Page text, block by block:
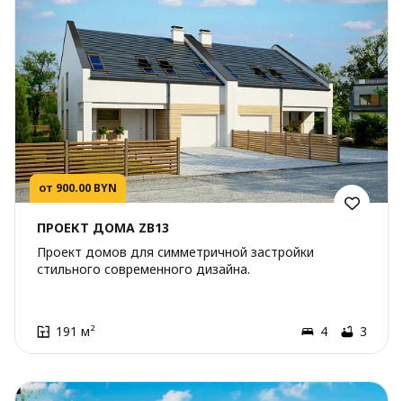
от 900.00 BYN
ПРОЕКТ ДОМА ZB13
Проект домов для симметричной застройки
стильного современного дизайна.
191 м² 4 3